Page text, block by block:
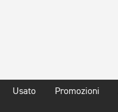
Usato Promozioni